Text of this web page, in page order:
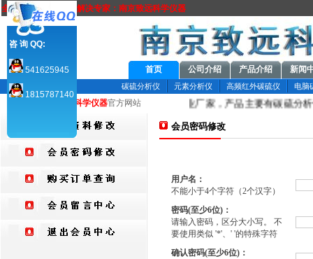
全方位元素分析方案解决专家：南京致远科学仪器
首页 公司介绍 产品介绍 新闻
碳硫分析仪 元素分析仪 高频红外碳硫仪 电脑
科学仪器官方网站
有限公司是国内分析仪器专业厂家，产品主要有碳硫分
会员密码修改
用户名：
不能小于4个字符（2个汉字）
密码(至少6位)：
请输入密码，区分大小写。 不
要使用类似 '*'、' '的特殊字符
确认密码(至少6位)：
咨 询 QQ:
541625945
1815787140